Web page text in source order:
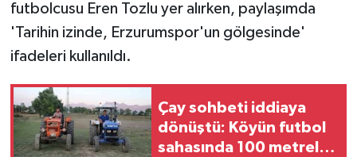
futbolcusu Eren Tozlu yer alırken, paylaşımda
'Tarihin izinde, Erzurumspor'un gölgesinde'
ifadeleri kullanıldı.
Çay sohbeti iddiaya
dönüştü: Köyün futbol
sahasında 100 metrelik